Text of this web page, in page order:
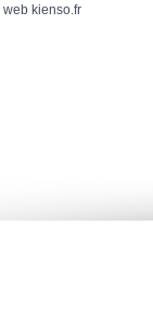
web kienso.fr